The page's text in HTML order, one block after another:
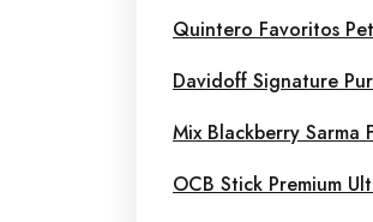
Quintero Favoritos
Davidoff Signature
Mix Blackberry Sarma
OCB Stick Premium